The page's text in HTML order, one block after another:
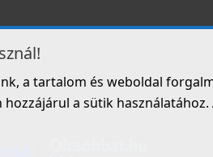
a tartalom és weboldal
a sütik